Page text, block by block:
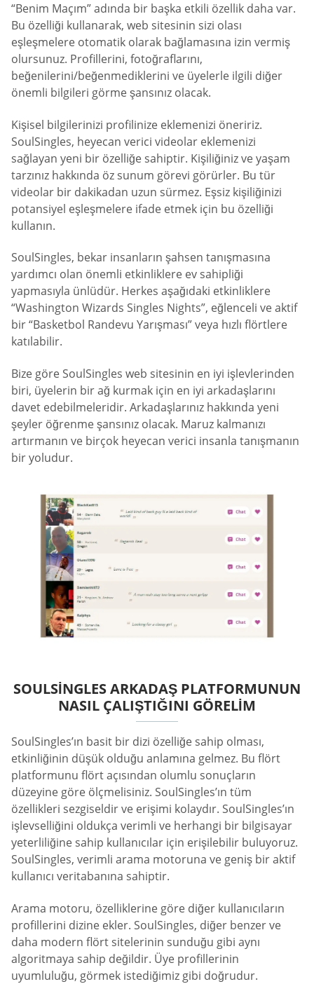
“Benim Maçım” adında bir başka etkili özellik daha var.
Bu özelliği kullanarak, web sitesinin sizi olası
eşleşmelere otomatik olarak bağlamasına izin vermiş
olursunuz. Profillerini, fotoğraflarını,
beğenilerini/beğenmediklerini ve üyelerle ilgili diğer
önemli bilgileri görme şansınız olacak.
Kişisel bilgilerinizi profilinize eklemenizi öneririz.
SoulSingles, heyecan verici videolar eklemenizi
sağlayan yeni bir özelliğe sahiptir. Kişiliğiniz ve yaşam
tarzınız hakkında öz sunum görevi görürler. Bu tür
videolar bir dakikadan uzun sürmez. Eşsiz kişiliğinizi
potansiyel eşleşmelere ifade etmek için bu özelliği
kullanın.
SoulSingles, bekar insanların şahsen tanışmasına
yardımcı olan önemli etkinliklere ev sahipliği
yapmasıyla ünlüdür. Herkes aşağıdaki etkinliklere
“Washington Wizards Singles Nights”, eğlenceli ve aktif
bir “Basketbol Randevu Yarışması” veya hızlı flörtlere
katılabilir.
Bize göre SoulSingles web sitesinin en iyi işlevlerinden
biri, üyelerin bir ağ kurmak için en iyi arkadaşlarını
davet edebilmeleridir. Arkadaşlarınız hakkında yeni
şeyler öğrenme şansınız olacak. Maruz kalmanızı
artırmanın ve birçok heyecan verici insanla tanışmanın
bir yoludur.
SOULSINGLES ARKADAŞ PLATFORMUNUN
NASIL ÇALIŞTIĞINI GÖRELIM
SoulSingles’ın basit bir dizi özelliğe sahip olması,
etkinliğinin düşük olduğu anlamına gelmez. Bu flört
platformunu flört açısından olumlu sonuçların
düzeyine göre ölçmelisiniz. SoulSingles’ın tüm
özellikleri sezgiseldir ve erişimi kolaydır. SoulSingles’ın
işlevselliğini oldukça verimli ve herhangi bir bilgisayar
yeterliliğine sahip kullanıcılar için erişilebilir buluyoruz.
SoulSingles, verimli arama motoruna ve geniş bir aktif
kullanıcı veritabanına sahiptir.
Arama motoru, özelliklerine göre diğer kullanıcıların
profillerini dizine ekler. SoulSingles, diğer benzer ve
daha modern flört sitelerinin sunduğu gibi aynı
algoritmaya sahip değildir. Üye profillerinin
uyumluluğu, görmek istediğimiz gibi doğrudur.